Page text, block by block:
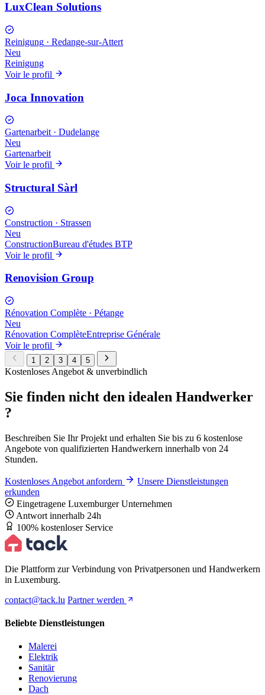
LuxClean Solutions
Reinigung · Redange-sur-Attert
Neu
Reinigung
Voir le profil
Joca Innovation
Gartenarbeit · Dudelange
Neu
Gartenarbeit
Voir le profil
Structural Sàrl
Construction · Strassen
Neu
ConstructionBureau d'études BTP
Voir le profil
Renovision Group
Rénovation Complète · Pétange
Neu
Rénovation ComplèteEntreprise Générale
Voir le profil
1 2 3 4 5
Kostenloses Angebot & unverbindlich
Sie finden nicht den idealen Handwerker
?
Beschreiben Sie Ihr Projekt und erhalten Sie bis zu 6 kostenlose
Angebote von qualifizierten Handwerkern innerhalb von 24
Stunden.
Kostenloses Angebot anfordern
Unsere Dienstleistungen
erkunden
Eingetragene Luxemburger Unternehmen
Antwort innerhalb 24h
100% kostenloser Service
Die Plattform zur Verbindung von Privatpersonen und Handwerkern
in Luxemburg.
contact@tack.lu Partner werden
Beliebte Dienstleistungen
Malerei
Elektrik
Sanitär
Renovierung
Dach